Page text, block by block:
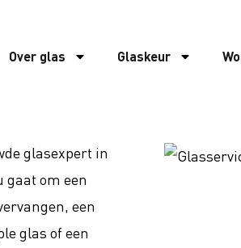
Over glas Glaskeur
glasexpert in
gaat om een
een
glas of een